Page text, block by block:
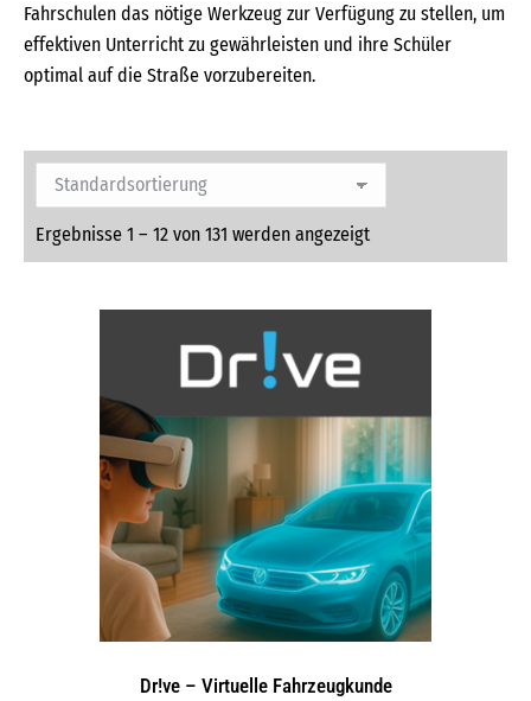
Fahrschulen das nötige Werkzeug zur Verfügung zu stellen, um
effektiven Unterricht zu gewährleisten und ihre Schüler
optimal auf die Straße vorzubereiten.
Ergebnisse 1 – 12 von 131 werden angezeigt
Dr!ve – Virtuelle Fahrzeugkunde